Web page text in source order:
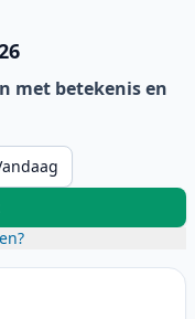
met betekenis en